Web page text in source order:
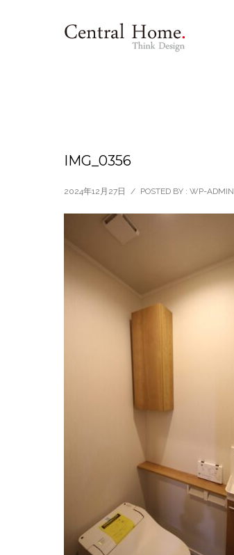
IMG_0356
2024年12月27日 / POSTED BY : WP-ADMIN